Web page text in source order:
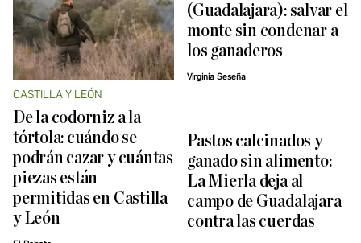
CASTILLA Y LEÓN
De la codorniz a la
tórtola: cuándo se
podrán cazar y cuántas
piezas están
permitidas en Castilla
y León
(Guadalajara): salvar el
monte sin condenar a
los ganaderos
Virginia Seseña
Pastos calcinados y
ganado sin alimento:
La Mierla deja al
campo de Guadalajara
contra las cuerdas